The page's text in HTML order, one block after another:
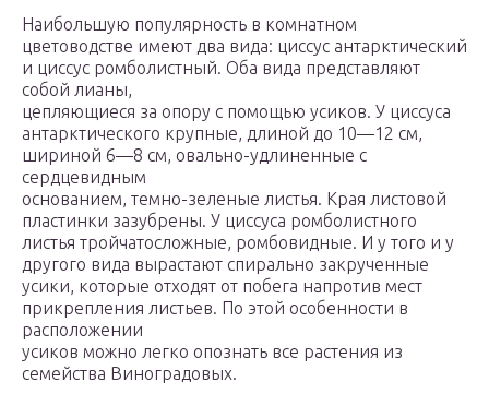
Наибольшую популярность в комнатном
цветоводстве имеют два вида: циссус антарктический
и циссус ромболистный. Оба вида представляют
собой лианы,
цепляющиеся за опору с помощью усиков. У циссуса
антарктического крупные, длиной до 10—12 см,
шириной 6—8 см, овально-удлиненные с
сердцевидным
основанием, темно-зеленые листья. Края листовой
пластинки зазубрены. У циссуса ромболистного
листья тройчатосложные, ромбовидные. И у того и у
другого вида вырастают спирально закрученные
усики, которые отходят от побега напротив мест
прикрепления листьев. По этой особенности в
расположении
усиков можно легко опознать все растения из
семейства Виноградовых.